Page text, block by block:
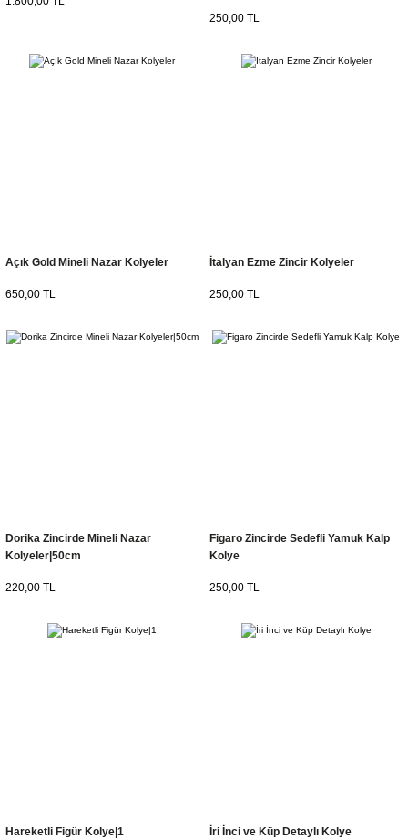
250,00 TL
Açık Gold Mineli Nazar Kolyeler
650,00 TL
İtalyan Ezme Zincir Kolyeler
250,00 TL
Dorika Zincirde Mineli Nazar
Kolyeler|50cm
220,00 TL
Figaro Zincirde Sedefli Yamuk Kalp
Kolye
250,00 TL
Hareketli Figür Kolye|1 İri İnci ve Küp Detaylı Kolye